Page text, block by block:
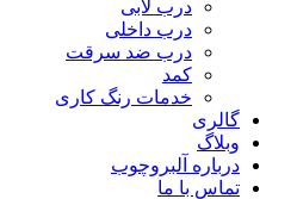
درب لابی
درب داخلی
درب ضد سرقت
کمد
خدمات رنگ کاری
گالری
وبلاگ
درباره آلبروچوب
تماس با ما